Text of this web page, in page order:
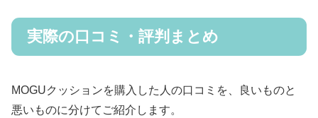
実際の口コミ・評判まとめ
MOGUクッションを購入した人の口コミを、良いものと
悪いものに分けてご紹介します。